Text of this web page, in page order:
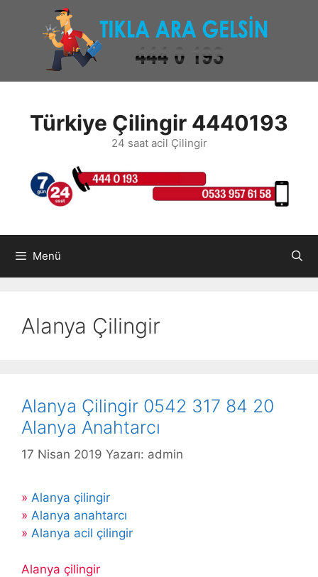
Türkiye Çilingir 4440193
24 saat acil Çilingir
Menü
Alanya Çilingir
Alanya Çilingir 0542 317 84 20
Alanya Anahtarcı
17 Nisan 2019 Yazarı: admin
» Alanya çilingir
» Alanya anahtarcı
» Alanya acil çilingir
Alanya çilingir